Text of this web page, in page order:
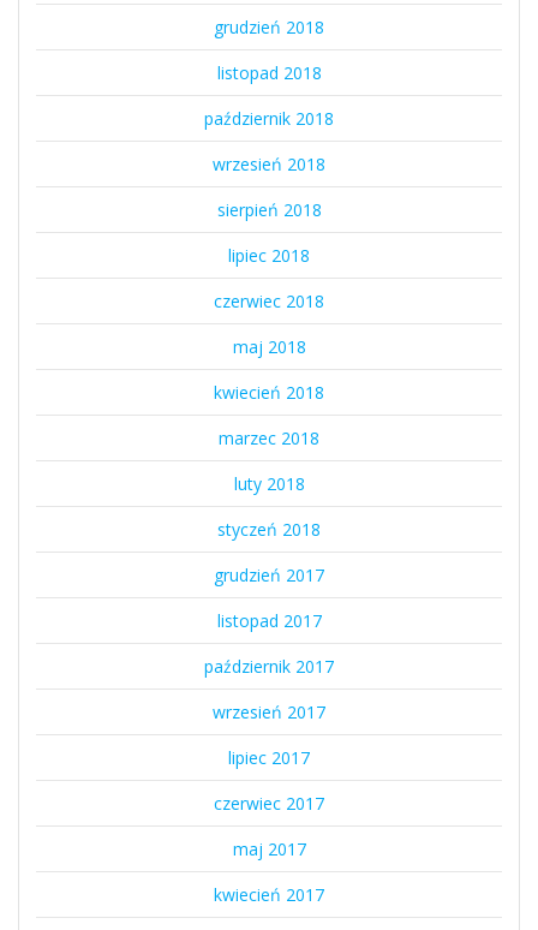
grudzień 2018
listopad 2018
październik 2018
wrzesień 2018
sierpień 2018
lipiec 2018
czerwiec 2018
maj 2018
kwiecień 2018
marzec 2018
luty 2018
styczeń 2018
grudzień 2017
listopad 2017
październik 2017
wrzesień 2017
lipiec 2017
czerwiec 2017
maj 2017
kwiecień 2017